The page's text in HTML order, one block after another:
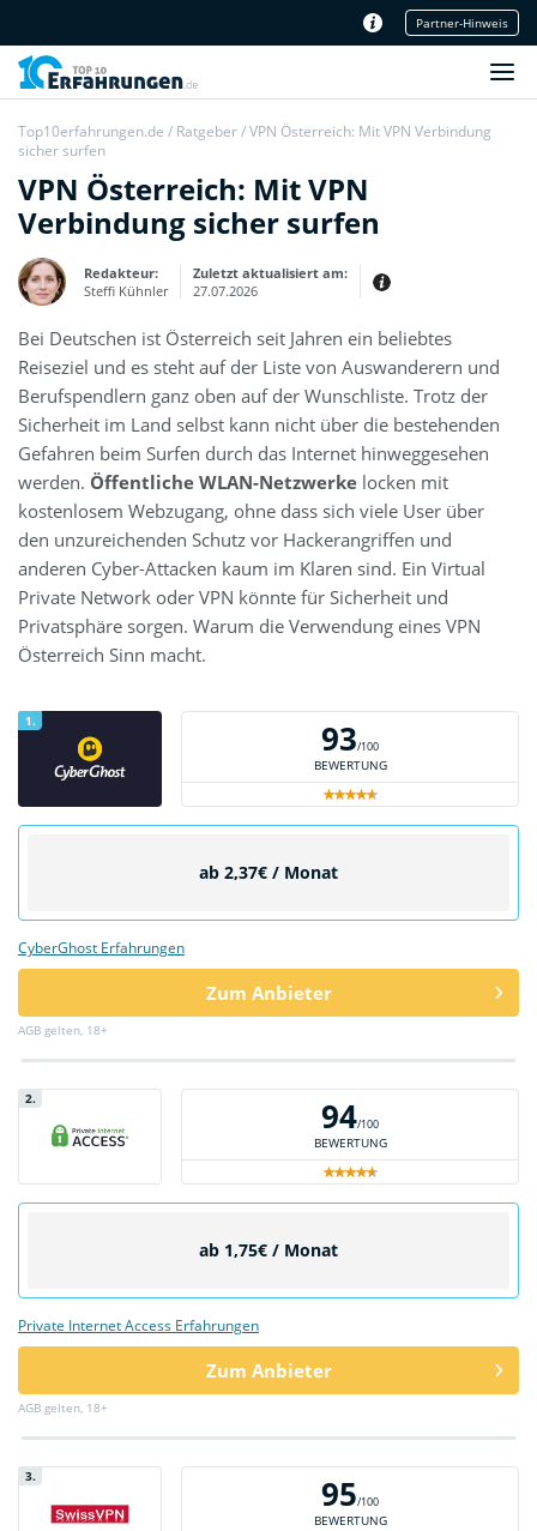
Unser Redaktionsteam
Partner-Hinweis
Top10erfahrungen.de / Ratgeber/VPN Österreich: Mit VPN Verbindung
sicher surfen
VPN Österreich: Mit VPN
Verbindung sicher surfen
Redakteur:
Steffi Kühnler
Zuletzt aktualisiert am:
27.07.2026
Thema:
Erfahrungen:
Produkt- und Kategorietexte sowie
Newsberichte
Mein Werdegang ist relativ bunt,
denn ich habe zuerst eine praktische
abgeschlossen und später noch ein
IT-Studium an der Fachhochschule
draufgelegt.
Bei Deutschen ist Österreich seit Jahren ein beliebtes
Reiseziel und es steht auf der Liste von Auswanderern und
Berufspendlern ganz oben auf der Wunschliste. Trotz der
Sicherheit im Land selbst kann nicht über die bestehenden
Gefahren beim Surfen durch das Internet hinweggesehen
werden. Öffentliche WLAN-Netzwerke locken mit
kostenlosem Webzugang, ohne dass sich viele User über
den unzureichenden Schutz vor Hackerangriffen und
anderen Cyber-Attacken kaum im Klaren sind. Ein Virtual
Private Network oder VPN könnte für Sicherheit und
Privatsphäre sorgen. Warum die Verwendung eines VPN
Österreich Sinn macht.
1. 93/100
BEWERTUNG
ab 2,37€ / Monat
CyberGhost Erfahrungen
Zum Anbieter
AGB gelten, 18+
2. 94/100
BEWERTUNG
ab 1,75€ / Monat
Private Internet Access Erfahrungen
Zum Anbieter
AGB gelten, 18+
3. 95/100
BEWERTUNG